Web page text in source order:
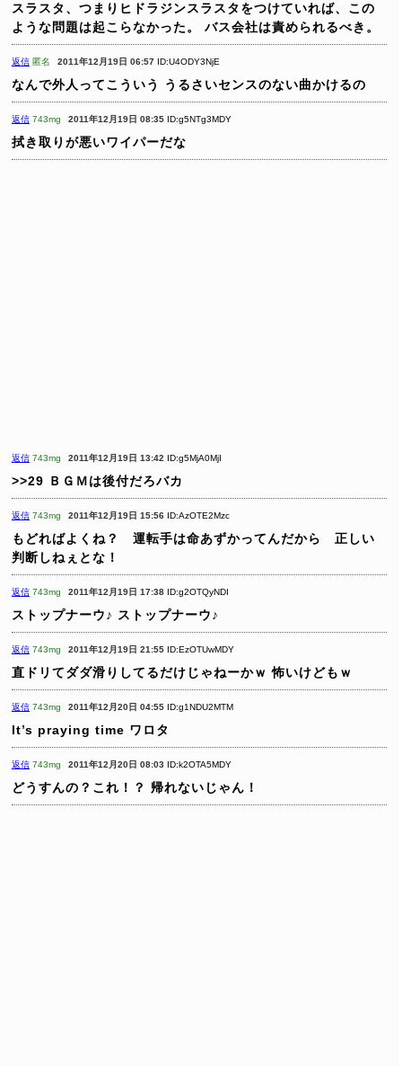
スラスタ、つまりヒドラジンスラスタをつけていれば、この
ような問題は起こらなかった。
バス会社は責められるべき。
返信 匿名 2011年12月19日 06:57 ID:U4ODY3NjE
なんで外人ってこういう うるさいセンスのない曲かけるの
返信 743mg 2011年12月19日 08:35 ID:g5NTg3MDY
拭き取りが悪いワイパーだな
返信 743mg 2011年12月19日 13:42 ID:g5MjA0MjI
>>29 ＢＧＭは後付だろバカ
返信 743mg 2011年12月19日 15:56 ID:AzOTE2Mzc
もどればよくね？ 運転手は命あずかってんだから 正しい
判断しねぇとな！
返信 743mg 2011年12月19日 17:38 ID:g2OTQyNDI
ストップナーウ♪ ストップナーウ♪
返信 743mg 2011年12月19日 21:55 ID:EzOTUwMDY
直ドリてダダ滑りしてるだけじゃねーかｗ 怖いけどもｗ
返信 743mg 2011年12月20日 04:55 ID:g1NDU2MTM
It’s praying time ワロタ
返信 743mg 2011年12月20日 08:03 ID:k2OTA5MDY
どうすんの？これ！？ 帰れないじゃん！